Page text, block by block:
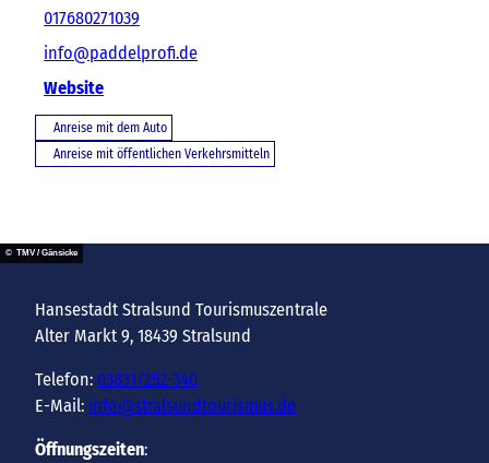
017680271039
info@paddelprofi.de
Website
Anreise mit dem Auto
Anreise mit öffentlichen Verkehrsmitteln
© TMV / Gänsicke
Hansestadt Stralsund Tourismuszentrale
Alter Markt 9, 18439 Stralsund
Telefon: 03831/252-340
E-Mail: info@stralsundtourismus.de
Öffnungszeiten: